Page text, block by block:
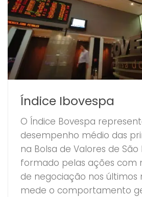
Índice Ibovespa
O Índice Bovespa
desempenho médio das
na Bolsa de Valores de São
formado pelas ações com
de negociação nos últimos
mede o comportamento